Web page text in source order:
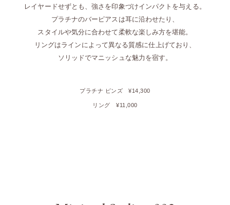
レイヤードせずとも、強さを印象づけインパクトを与える。
プラチナのバーピアスは耳に沿わせたり、
スタイルや気分に合わせて柔軟な楽しみ方を堪能。
リングはラインによって異なる質感に仕上げており、
ソリッドでマニッシュな魅力を宿す。
プラチナ ピンズ ¥14,300
リング ¥11,000